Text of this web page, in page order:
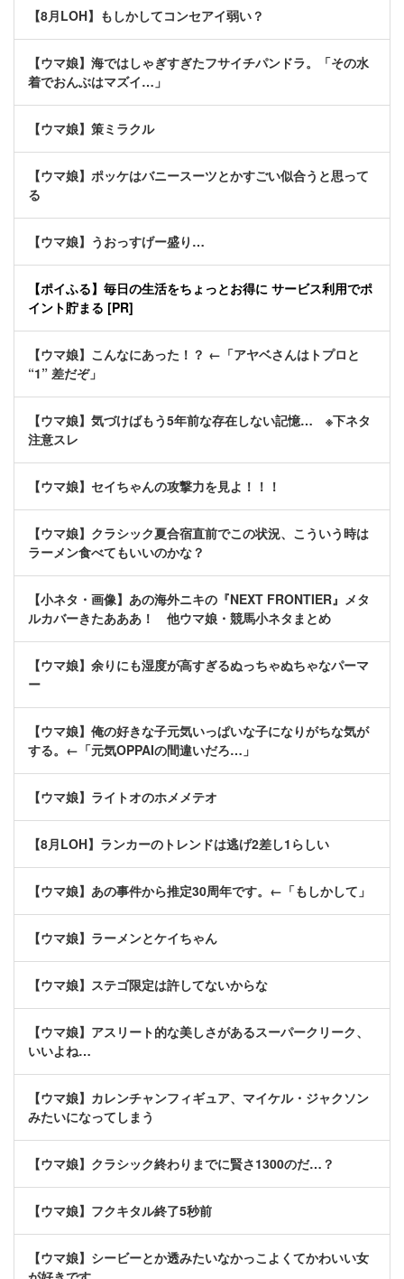
【8月LOH】もしかしてコンセアイ弱い？
【ウマ娘】海ではしゃぎすぎたフサイチパンドラ。「その水
着でおんぶはマズイ…」
【ウマ娘】策ミラクル
【ウマ娘】ポッケはバニースーツとかすごい似合うと思って
る
【ウマ娘】うおっすげー盛り…
【ポイふる】毎日の生活をちょっとお得に サービス利用でポ
イント貯まる [PR]
【ウマ娘】こんなにあった！？ ←「アヤベさんはトプロと
“1” 差だぞ」
【ウマ娘】気づけばもう5年前な存在しない記憶… ※下ネタ
注意スレ
【ウマ娘】セイちゃんの攻撃力を見よ！！！
【ウマ娘】クラシック夏合宿直前でこの状況、こういう時は
ラーメン食べてもいいのかな？
【小ネタ・画像】あの海外ニキの『NEXT FRONTIER』メタ
ルカバーきたあああ！ 他ウマ娘・競馬小ネタまとめ
【ウマ娘】余りにも湿度が高すぎるぬっちゃぬちゃなパーマ
ー
【ウマ娘】俺の好きな子元気いっぱいな子になりがちな気が
する。←「元気OPPAIの間違いだろ…」
【ウマ娘】ライトオのホメメテオ
【8月LOH】ランカーのトレンドは逃げ2差し1らしい
【ウマ娘】あの事件から推定30周年です。←「もしかして」
【ウマ娘】ラーメンとケイちゃん
【ウマ娘】ステゴ限定は許してないからな
【ウマ娘】アスリート的な美しさがあるスーパークリーク、
いいよね…
【ウマ娘】カレンチャンフィギュア、マイケル・ジャクソン
みたいになってしまう
【ウマ娘】クラシック終わりまでに賢さ1300のだ…？
【ウマ娘】フクキタル終了5秒前
【ウマ娘】シービーとか透みたいなかっこよくてかわいい女